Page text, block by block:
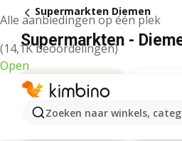
Alle aanbiedingen op één plek
(14,1K beoordelingen)
Open
Zoeken naar winkels,
Supermarkten Diemen
Supermarkten -